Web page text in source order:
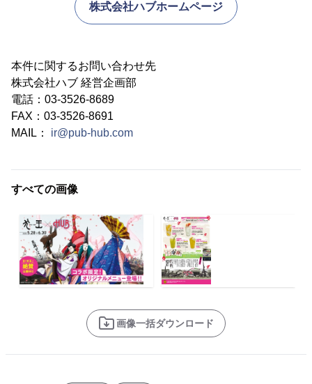
株式会社ハブホームページ
本件に関するお問い合わせ先
株式会社ハブ 経営企画部
電話：03-3526-8689
FAX：03-3526-8691
MAIL： ir@pub-hub.com
すべての画像
画像一括ダウンロード